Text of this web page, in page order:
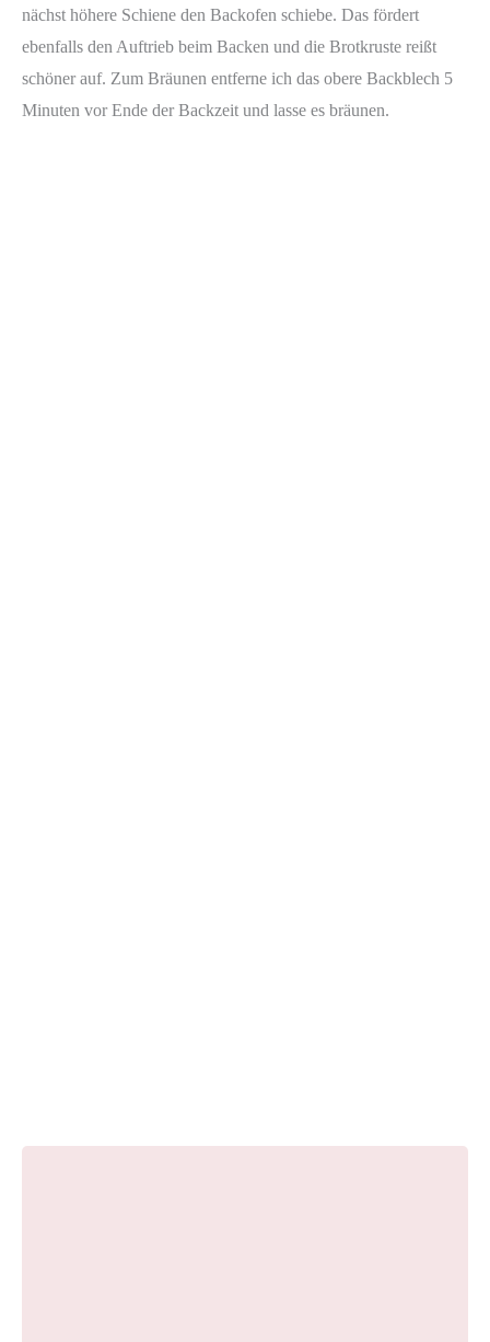
nächst höhere Schiene den Backofen schiebe. Das fördert
ebenfalls den Auftrieb beim Backen und die Brotkruste reißt
schöner auf. Zum Bräunen entferne ich das obere Backblech 5
Minuten vor Ende der Backzeit und lasse es bräunen.